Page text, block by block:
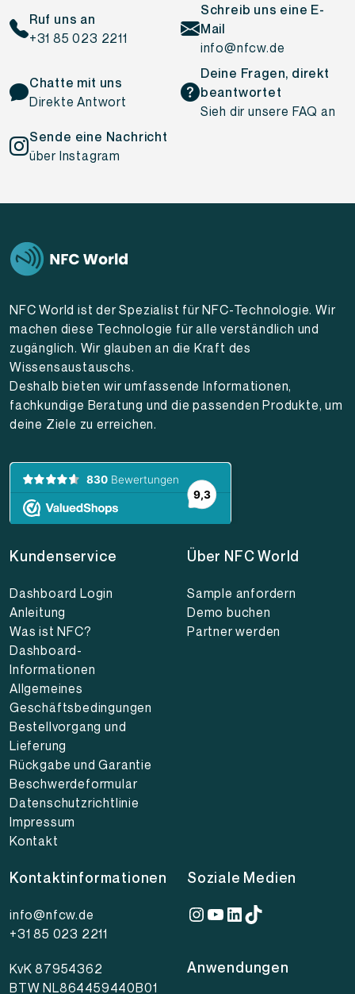
Ruf uns an
+31 85 023 2211
Schreib uns eine E-
Mail
info@nfcw.de
Chatte mit uns
Direkte Antwort
Deine Fragen, direkt
beantwortet
Sieh dir unsere FAQ an
Sende eine Nachricht
über Instagram
NFC World ist der Spezialist für NFC-Technologie. Wir
machen diese Technologie für alle verständlich und
zugänglich. Wir glauben an die Kraft des
Wissensaustauschs.
Deshalb bieten wir umfassende Informationen,
fachkundige Beratung und die passenden Produkte, um
deine Ziele zu erreichen.
Kundenservice
Dashboard Login
Anleitung
Was ist NFC?
Dashboard-
Informationen
Allgemeines
Geschäftsbedingungen
Bestellvorgang und
Lieferung
Rückgabe und Garantie
Beschwerdeformular
Datenschutzrichtlinie
Impressum
Kontakt
Über NFC World
Sample anfordern
Demo buchen
Partner werden
Kontaktinformationen
info@nfcw.de
+31 85 023 2211
KvK 87954362
BTW NL864459440B01
Soziale Medien
Instagram
YouTube
LinkedIn
TikTok
Anwendungen